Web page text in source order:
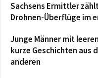
Sachsens Ermittler
Drohnen-Überflüge im
Junge Männer mit
kurze Geschichten aus
anderen